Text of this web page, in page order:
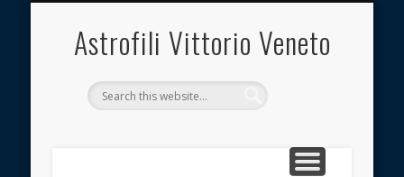
Astrofili Vittorio Veneto